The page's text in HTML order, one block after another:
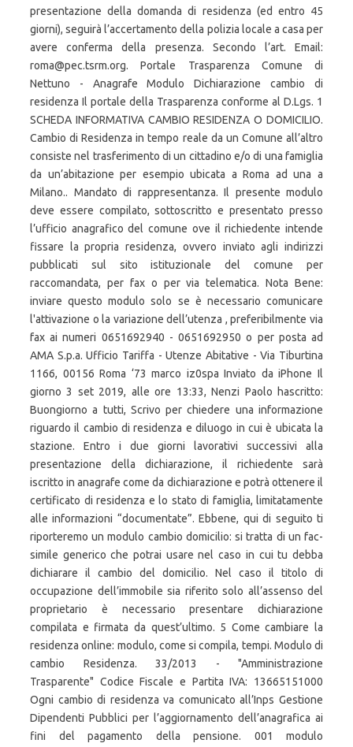
presentazione della domanda di residenza (ed entro 45
giorni), seguirà l’accertamento della polizia locale a casa per
avere conferma della presenza. Secondo l’art. Email:
roma@pec.tsrm.org. Portale Trasparenza Comune di
Nettuno - Anagrafe Modulo Dichiarazione cambio di
residenza Il portale della Trasparenza conforme al D.Lgs. 1
SCHEDA INFORMATIVA CAMBIO RESIDENZA O DOMICILIO.
Cambio di Residenza in tempo reale da un Comune all’altro
consiste nel trasferimento di un cittadino e/o di una famiglia
da un’abitazione per esempio ubicata a Roma ad una a
Milano.. Mandato di rappresentanza. Il presente modulo
deve essere compilato, sottoscritto e presentato presso
l’ufficio anagrafico del comune ove il richiedente intende
fissare la propria residenza, ovvero inviato agli indirizzi
pubblicati sul sito istituzionale del comune per
raccomandata, per fax o per via telematica. Nota Bene:
inviare questo modulo solo se è necessario comunicare
l'attivazione o la variazione dell’utenza , preferibilmente via
fax ai numeri 0651692940 - 0651692950 o per posta ad
AMA S.p.a. Ufficio Tariffa - Utenze Abitative - Via Tiburtina
1166, 00156 Roma ‘73 marco iz0spa Inviato da iPhone Il
giorno 3 set 2019, alle ore 13:33, Nenzi Paolo hascritto:
Buongiorno a tutti, Scrivo per chiedere una informazione
riguardo il cambio di residenza e diluogo in cui è ubicata la
stazione. Entro i due giorni lavorativi successivi alla
presentazione della dichiarazione, il richiedente sarà
iscritto in anagrafe come da dichiarazione e potrà ottenere il
certificato di residenza e lo stato di famiglia, limitatamente
alle informazioni “documentate”. Ebbene, qui di seguito ti
riporteremo un modulo cambio domicilio: si tratta di un fac-
simile generico che potrai usare nel caso in cui tu debba
dichiarare il cambio del domicilio. Nel caso il titolo di
occupazione dell’immobile sia riferito solo all’assenso del
proprietario è necessario presentare dichiarazione
compilata e firmata da quest’ultimo. 5 Come cambiare la
residenza online: modulo, come si compila, tempi. Modulo di
cambio Residenza. 33/2013 - "Amministrazione
Trasparente" Codice Fiscale e Partita IVA: 13665151000
Ogni cambio di residenza va comunicato all’Inps Gestione
Dipendenti Pubblici per l’aggiornamento dell’anagrafica ai
fini del pagamento della pensione. 001 modulo